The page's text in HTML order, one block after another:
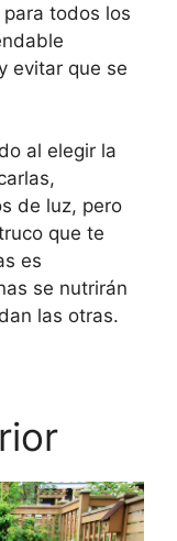
todos los
evitar que se
al elegir la
de luz, pero
que te
es
se nutrirán
las otras.